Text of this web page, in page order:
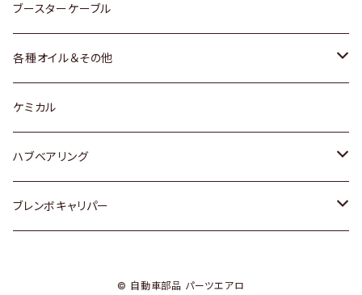
レクサス
スバル
マツダ
三菱
スバル
スバル
ダイハツ
マツダ
ダイハツ
マツダ
スバル
トヨタ
ホンダ
スズキ
日産
ダイハツ
ブースターケーブル
各種オイル＆その他
ディーデル洗浄添加剤
ケミカル
ハブベアリング
トヨタ
ブレンボキャリパー
© 自動車部品 パーツエアロ